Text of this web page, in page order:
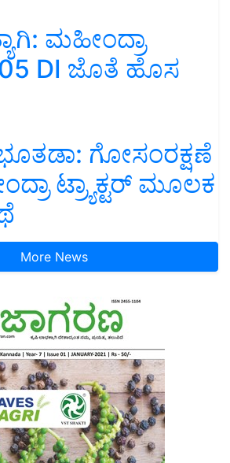
ಮಹೀಂದ್ರಾ
DI ಜೊತೆ ಹೊಸ
ಗೋಸಂರಕ್ಷಣೆ
ಟ್ರ್ಯಾಕ್ಟರ್ ಮೂಲಕ
More News